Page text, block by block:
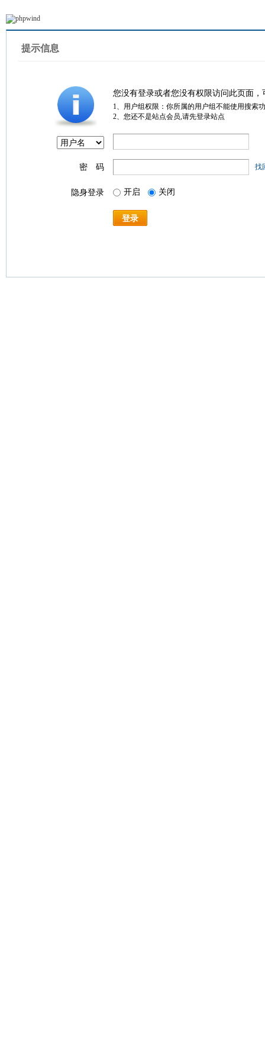
提示信息
您没有登录或者您没有权限访问此页面
1、用户组权限：你所属的用户组不能使用搜索
2、您还不是站点会员,请先登录站点
密 码 找
隐身登录 开启 关闭
登录